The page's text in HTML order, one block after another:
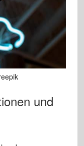
und